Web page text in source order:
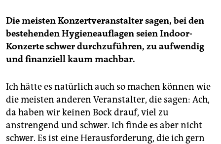
Die meisten Konzertveranstalter sagen, bei den
bestehenden Hygieneauflagen seien Indoor-
Konzerte schwer durchzuführen, zu aufwendig
und finanziell kaum machbar.
Ich hätte es natürlich auch so machen können wie
die meisten anderen Veranstalter, die sagen: Ach,
da haben wir keinen Bock drauf, viel zu
anstrengend und schwer. Ich finde es aber nicht
schwer. Es ist eine Herausforderung, die ich gern